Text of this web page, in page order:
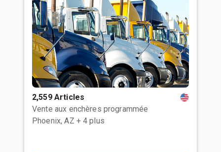
2,559 Articles
Vente aux enchères programmée
Phoenix, AZ + 4 plus